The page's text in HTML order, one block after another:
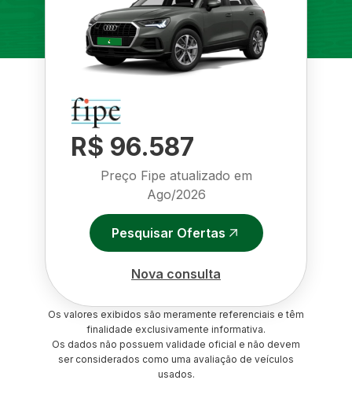
R$ 96.587
Preço Fipe atualizado em
Ago/2026
Pesquisar Ofertas
Nova consulta
Os valores exibidos são meramente referenciais e têm
finalidade exclusivamente informativa.
Os dados não possuem validade oficial e não devem
ser considerados como uma avaliação de veículos
usados.